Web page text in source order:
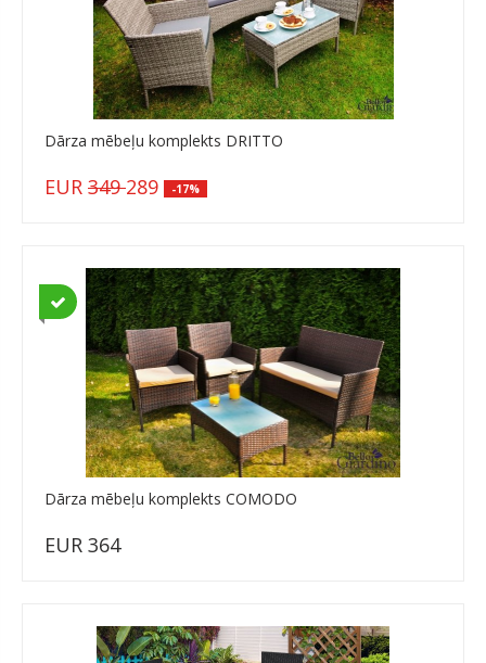
Dārza mēbeļu komplekts DRITTO
EUR 349289 -17%
Dārza mēbeļu komplekts COMODO
EUR 364